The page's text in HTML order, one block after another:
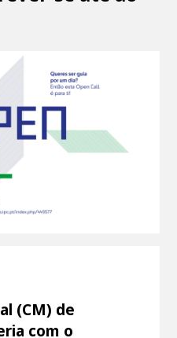
(CM) de
com o